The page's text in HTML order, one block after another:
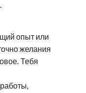
опыт или
желания
Тебя